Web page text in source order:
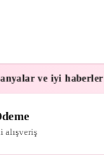
ve iyi haberler al.
alışveriş